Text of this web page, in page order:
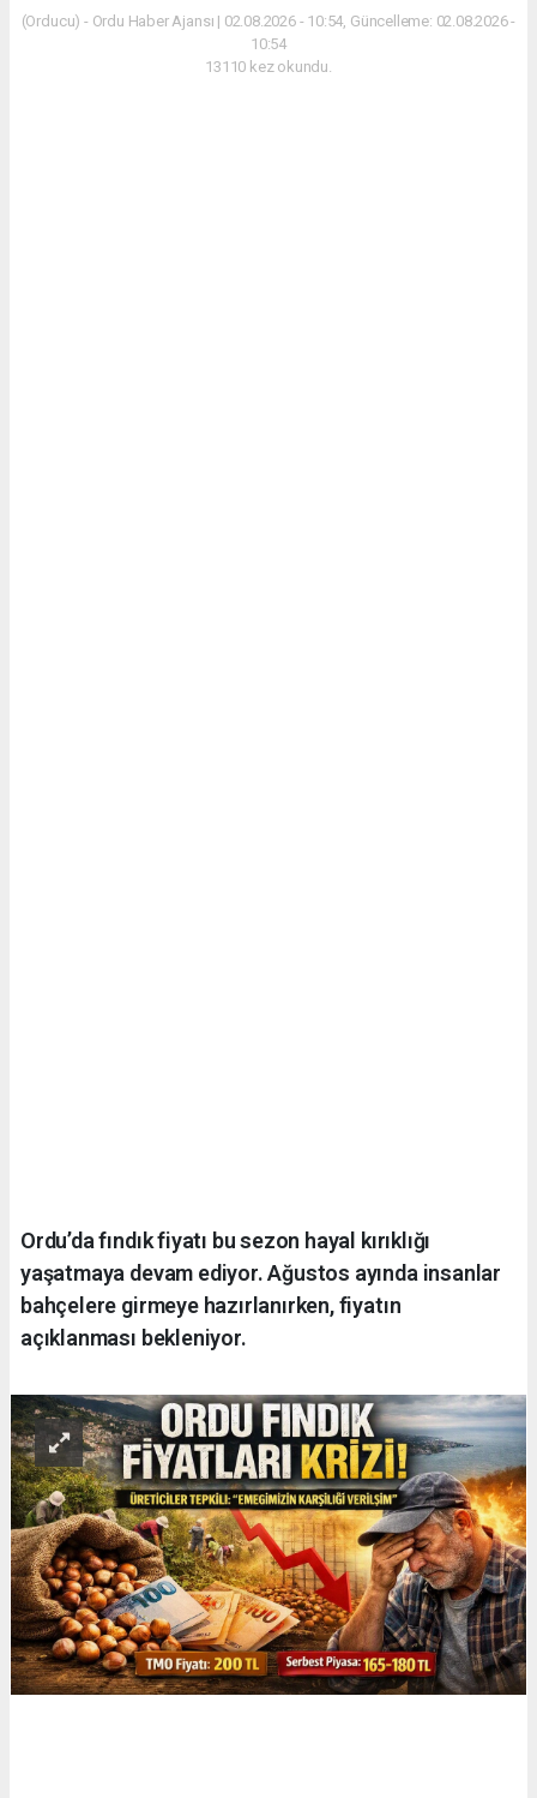
(Orducu) - Ordu Haber Ajansı | 02.08.2026 - 10:54, Güncelleme: 02.08.2026 -
10:54
13110 kez okundu.
Ordu’da fındık fiyatı bu sezon hayal kırıklığı
yaşatmaya devam ediyor. Ağustos ayında insanlar
bahçelere girmeye hazırlanırken, fiyatın
açıklanması bekleniyor.